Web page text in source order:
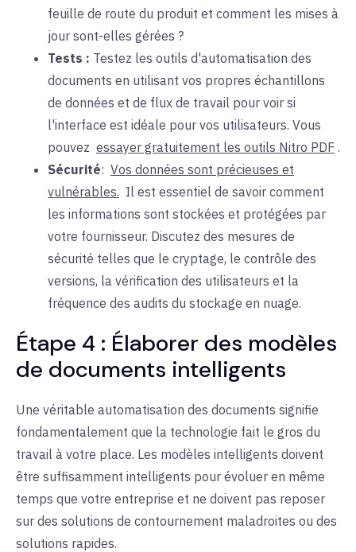
feuille de route du produit et comment les mises à
jour sont-elles gérées ?
Tests : Testez les outils d'automatisation des
documents en utilisant vos propres échantillons
de données et de flux de travail pour voir si
l'interface est idéale pour vos utilisateurs. Vous
pouvez essayer gratuitement les outils Nitro PDF .
Sécurité: Vos données sont précieuses et
vulnérables. Il est essentiel de savoir comment
les informations sont stockées et protégées par
votre fournisseur. Discutez des mesures de
sécurité telles que le cryptage, le contrôle des
versions, la vérification des utilisateurs et la
fréquence des audits du stockage en nuage.
Étape 4 : Élaborer des modèles
de documents intelligents
Une véritable automatisation des documents signifie
fondamentalement que la technologie fait le gros du
travail à votre place. Les modèles intelligents doivent
être suffisamment intelligents pour évoluer en même
temps que votre entreprise et ne doivent pas reposer
sur des solutions de contournement maladroites ou des
solutions rapides.